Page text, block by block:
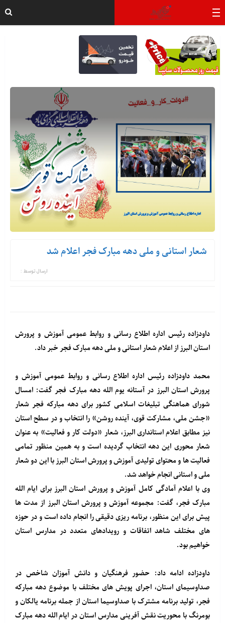
شعار استانی و ملی دهه مبارک فجر اعلام شد
ارسال توسط :
داودزاده رئیس اداره اطلاع رسانی و روابط عمومی آموزش و پرورش
استان البرز از اعلام شعار استانی و ملی دهه مبارک فجر خبر داد.
محمد داودزاده رئیس اداره اطلاع رسانی و روابط عمومی آموزش و
پرورش استان البرز در آستانه یوم الله دهه مبارک فجر گفت: امسال
شورای هماهنگی تبلیغات اسلامی کشور برای دهه مبارکه فجر شعار
«جشن ملی، مشارکت قوی، آینده روشن» را انتخاب و در سطح استان
نیز مطابق اعلام استانداری البرز، شعار «دولت کار و فعالیت» به عنوان
شعار محوری این دهه انتخاب گردیده است و به همین منظور تمامی
فعالیت ها و محتوای تولیدی آموزش و پرورش استان البرز با این دو شعار
ملی و استانی انجام خواهد شد.
وی با اعلام آمادگی کامل آموزش و پرورش استان البرز برای ایام الله
مبارک فجر، گفت: مجموعه آموزش و پرورش استان البرز از مدت ها
پیش برای این منظور، برنامه ریزی دقیقی را انجام داده است و در حوزه
های مختلف شاهد اتفاقات و رویدادهای متعدد در مدارس استان
خواهیم بود.
داودزاده ادامه داد: حضور فرهنگیان و دانش آموزان شاخص در
صداوسیمای استان، اجرای پویش های مختلف با موضوع دهه مبارکه
فجر، تولید برنامه مشترک با صداوسیما استان از جمله برنامه یالکان و
بومرنگ با محوریت نقش آفرینی مدارس استان در ایام الله دهه مبارک